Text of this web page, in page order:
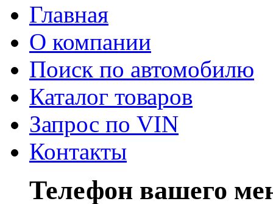
Главная
О компании
Поиск по автомобилю
Каталог товаров
Запрос по VIN
Контакты
Телефон вашего